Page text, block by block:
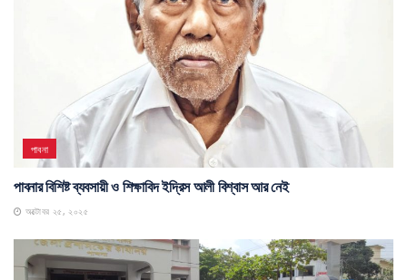
পাবনা
পাবনার বিশিষ্ট ব্যবসায়ী ও শিক্ষাবিদ ইদ্রিস আলী বিশ্বাস আর নেই
অক্টোবর ২৫, ২০২৫